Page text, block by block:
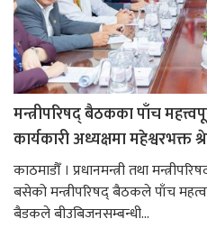
मन्त्रीपरिषद् बैठकका पाँच
कार्यकारी अध्यक्षमा महेश्वरभक्त
काठमाडौँ । प्रधानमन्त्री तथा
बसेको मन्त्रीपरिषद् बैठकले पाँच
बैडकले बीउबिजनसम्बन्धी...